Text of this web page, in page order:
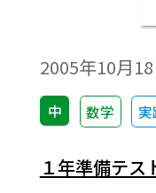
2005年10月18
中 数学
１年準備テ